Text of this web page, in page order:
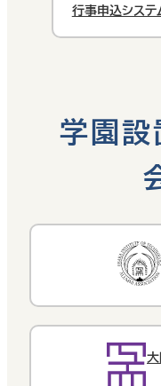
行事申込システ
学園設